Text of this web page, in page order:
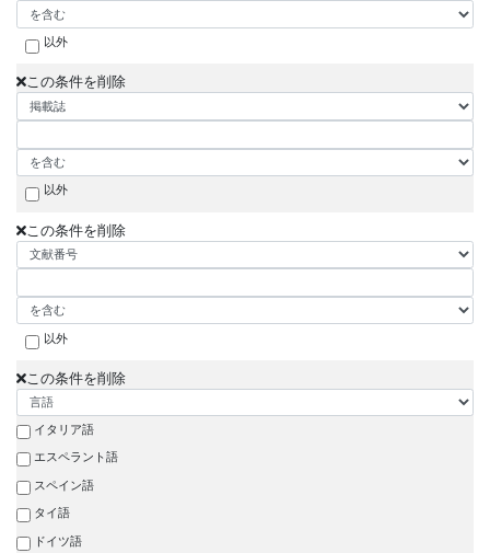
以外
この条件を削除
以外
この条件を削除
以外
この条件を削除
イタリア語
エスペラント語
スペイン語
タイ語
ドイツ語